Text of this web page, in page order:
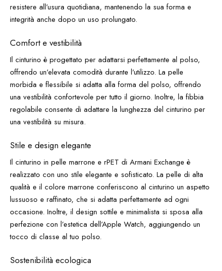
resistere all’usura quotidiana, mantenendo la sua forma e
integrità anche dopo un uso prolungato.
Comfort e vestibilità
Il cinturino è progettato per adattarsi perfettamente al polso,
offrendo un’elevata comodità durante l’utilizzo. La pelle
morbida e flessibile si adatta alla forma del polso, offrendo
una vestibilità confortevole per tutto il giorno. Inoltre, la fibbia
regolabile consente di adattare la lunghezza del cinturino per
una vestibilità su misura.
Stile e design elegante
Il cinturino in pelle marrone e rPET di Armani Exchange è
realizzato con uno stile elegante e sofisticato. La pelle di alta
qualità e il colore marrone conferiscono al cinturino un aspetto
lussuoso e raffinato, che si adatta perfettamente ad ogni
occasione. Inoltre, il design sottile e minimalista si sposa alla
perfezione con l’estetica dell’Apple Watch, aggiungendo un
tocco di classe al tuo polso.
Sostenibilità ecologica